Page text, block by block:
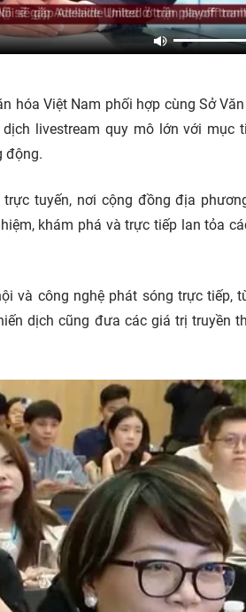
hóa Việt Nam phối hợp cùng Sở
livestream quy mô lớn với mục
động.
tuyến, nơi cộng đồng địa
khám phá và trực tiếp lan tỏa
và công nghệ phát sóng trực tiếp,
dịch cũng đưa các giá trị truyền